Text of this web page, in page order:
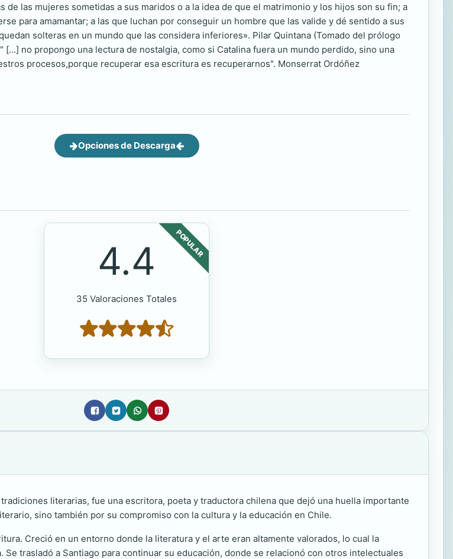
de las mujeres sometidas a sus maridos o a la idea de que el matrimonio y los hijos son su fin; a
para amamantar; a las que luchan por conseguir un hombre que las valide y dé sentido a sus
solteras en un mundo que las considera inferiores». Pilar Quintana (Tomado del prólogo
[...] no propongo una lectura de nostalgia, como si Catalina fuera un mundo perdido, sino una
procesos,porque recuperar esa escritura es recuperarnos". Monserrat Ordóñez
Opciones de Descarga
POPULAR
4.4
35 Valoraciones Totales
literarias, fue una escritora, poeta y traductora chilena que dejó una huella importante
sino también por su compromiso con la cultura y la educación en Chile.
Creció en un entorno donde la literatura y el arte eran altamente valorados, lo cual la
trasladó a Santiago para continuar su educación, donde se relacionó con otros intelectuales